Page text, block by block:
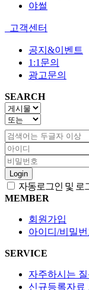
야썰
고객센터
공지&이벤트
1:1문의
광고문의
SEARCH
Login
자동로그인 및 로
MEMBER
회원가입
아이디/비밀번
SERVICE
자주하시는
신규등록자료